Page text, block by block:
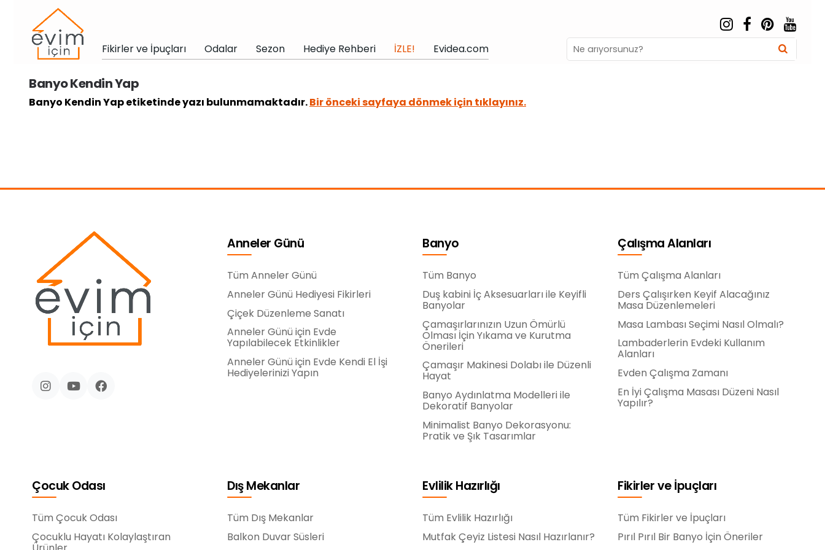
Fikirler ve İpuçları Odalar Sezon Hediye Rehberi İZLE! Evidea.com Search
for:
Banyo Kendin Yap
Banyo Kendin Yap etiketinde yazı bulunmamaktadır.Bir önceki sayfaya dönmek için tıklayınız.
Anneler Günü
Tüm Anneler Günü
Anneler Günü Hediyesi Fikirleri
Çiçek Düzenleme Sanatı
Anneler Günü için Evde
Yapılabilecek Etkinlikler
Anneler Günü için Evde Kendi El İşi
Hediyelerinizi Yapın
Banyo
Tüm Banyo
Duş kabini İç Aksesuarları ile Keyifli
Banyolar
Çamaşırlarınızın Uzun Ömürlü
Olması İçin Yıkama ve Kurutma
Önerileri
Çamaşır Makinesi Dolabı ile Düzenli
Hayat
Banyo Aydınlatma Modelleri ile
Dekoratif Banyolar
Minimalist Banyo Dekorasyonu:
Pratik ve Şık Tasarımlar
Çalışma Alanları
Tüm Çalışma Alanları
Ders Çalışırken Keyif Alacağınız
Masa Düzenlemeleri
Masa Lambası Seçimi Nasıl Olmalı?
Lambaderlerin Evdeki Kullanım
Alanları
Evden Çalışma Zamanı
En İyi Çalışma Masası Düzeni Nasıl
Yapılır?
Çocuk Odası
Tüm Çocuk Odası
Çocuklu Hayatı Kolaylaştıran
Dış Mekanlar
Tüm Dış Mekanlar
Balkon Duvar Süsleri
Evlilik Hazırlığı
Tüm Evlilik Hazırlığı
Mutfak Çeyiz Listesi Nasıl Hazırlanır?
Fikirler ve İpuçları
Tüm Fikirler ve İpuçları
Pırıl Pırıl Bir Banyo İçin Öneriler